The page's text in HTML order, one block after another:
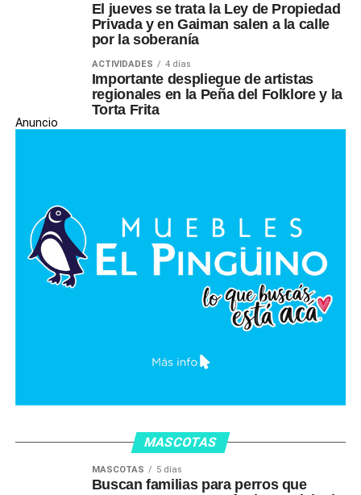
El jueves se trata la Ley de Propiedad
Privada y en Gaiman salen a la calle
por la soberanía
ACTIVIDADES 4 días
Importante despliegue de artistas
regionales en la Peña del Folklore y la
Torta Frita
Anuncio
MASCOTAS
MASCOTAS 5 días
Buscan familias para perros que